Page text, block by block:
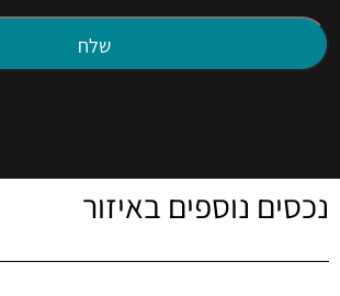
נכסים נוספים באיזור